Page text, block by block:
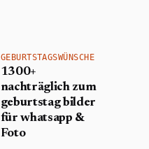
GEBURTSTAGSWÜNSCHE
1300+
nachträglich zum
geburtstag bilder
für whatsapp &
Foto